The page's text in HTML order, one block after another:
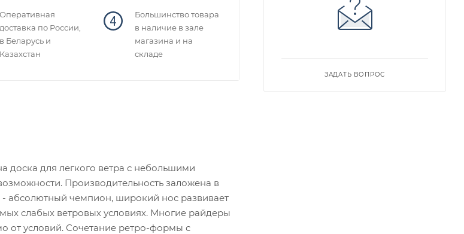
Оперативная
доставка по России,
в Беларусь и
Казахстан
Большинство товара
в наличие в зале
магазина и на
складе
доска для легкого ветра с небольшими
Производительность заложена в
абсолютный чемпион, широкий нос развивает
слабых ветровых условиях. Многие райдеры
от условий. Сочетание ретро-формы с
ЗАДАТЬ ВОПРОС